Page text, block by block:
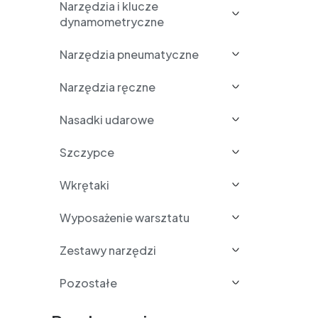
Narzędzia i klucze
dynamometryczne
Narzędzia pneumatyczne
Narzędzia ręczne
Nasadki udarowe
Szczypce
Wkrętaki
Wyposażenie warsztatu
Zestawy narzędzi
Pozostałe